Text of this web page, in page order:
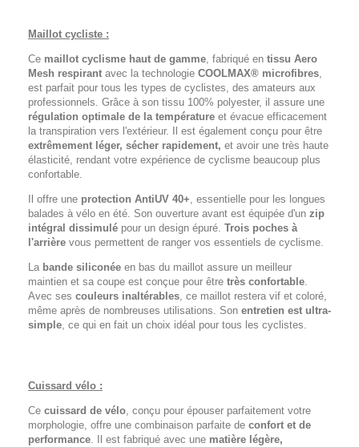
Maillot cycliste :
Ce maillot cyclisme haut de gamme, fabriqué en tissu Aero
Mesh respirant avec la technologie COOLMAX® microfibres,
est parfait pour tous les types de cyclistes, des amateurs aux
professionnels. Grâce à son tissu 100% polyester, il assure une
régulation optimale de la température et évacue efficacement
la transpiration vers l'extérieur. Il est également conçu pour être
extrêmement léger, sécher rapidement, et avoir une très haute
élasticité, rendant votre expérience de cyclisme beaucoup plus
confortable.
Il offre une protection AntiUV 40+, essentielle pour les longues
balades à vélo en été. Son ouverture avant est équipée d'un zip
intégral dissimulé pour un design épuré. Trois poches à
l'arrière vous permettent de ranger vos essentiels de cyclisme.
La bande siliconée en bas du maillot assure un meilleur
maintien et sa coupe est conçue pour être très confortable.
Avec ses couleurs inaltérables, ce maillot restera vif et coloré,
même après de nombreuses utilisations. Son entretien est ultra-
simple, ce qui en fait un choix idéal pour tous les cyclistes.
Cuissard vélo :
Ce cuissard de vélo, conçu pour épouser parfaitement votre
morphologie, offre une combinaison parfaite de confort et de
performance. Il est fabriqué avec une matière légère,